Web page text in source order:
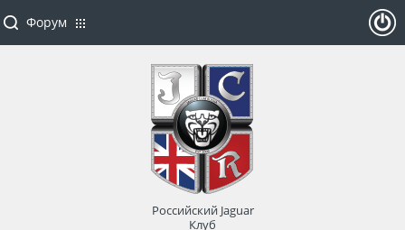
Форум
Российский Jaguar
Клуб